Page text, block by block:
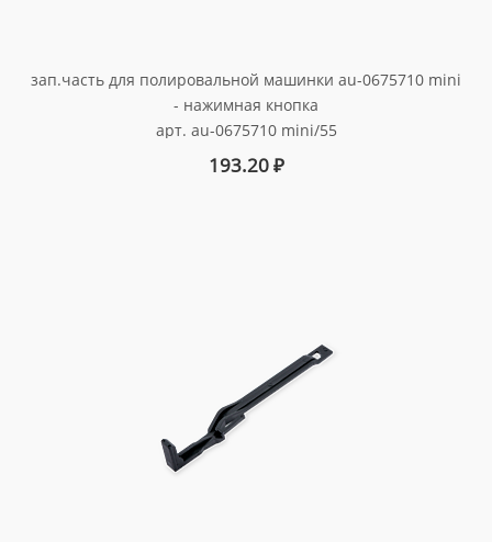
зап.часть для полировальной машинки au-0675710 mini
- нажимная кнопка
арт. au-0675710 mini/55
193.20₽